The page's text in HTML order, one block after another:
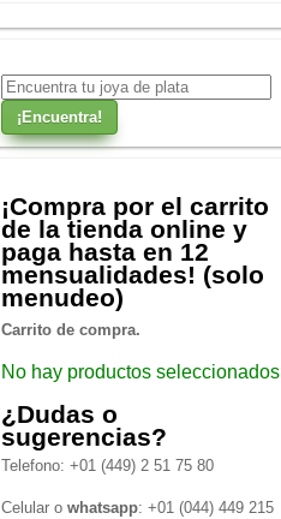
¡Compra por el carrito
de la tienda online y
paga hasta en 12
mensualidades! (solo
menudeo)
Carrito de compra.
No hay productos seleccionados
¿Dudas o
sugerencias?
Telefono: +01 (449) 2 51 75 80
Celular o whatsapp: +01 (044) 449 215